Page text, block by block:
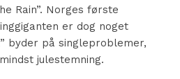
Rain”. Norges første
er dog noget
byder på singleproblemer,
julestemning.